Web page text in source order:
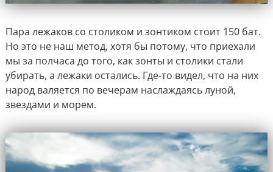
Пара лежаков со столиком и зонтиком стоит 150 бат.
Но это не наш метод, хотя бы потому, что приехали
мы за полчаса до того, как зонты и столики стали
убирать, а лежаки остались. Где-то видел, что на них
народ валяется по вечерам наслаждаясь луной,
звездами и морем.